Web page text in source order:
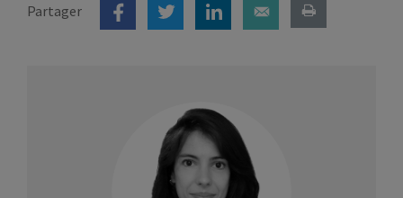
Partager